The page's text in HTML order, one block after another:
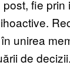
fie prin
unirea
de decizii.